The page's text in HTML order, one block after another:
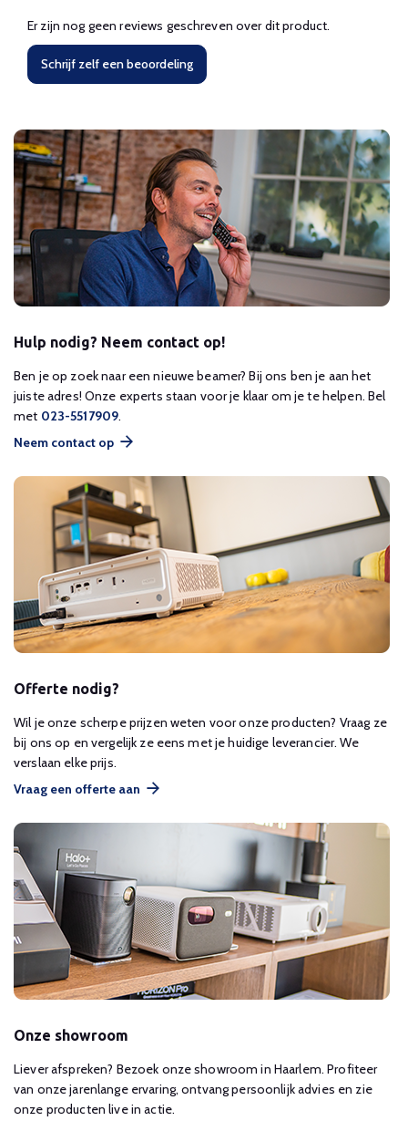
Er zijn nog geen reviews geschreven over dit product.
Schrijf zelf een beoordeling
Hulp nodig? Neem contact op!
Ben je op zoek naar een nieuwe beamer? Bij ons ben je aan het
juiste adres! Onze experts staan voor je klaar om je te helpen. Bel
met 023-5517909.
Neem contact op
Offerte nodig?
Wil je onze scherpe prijzen weten voor onze producten? Vraag ze
bij ons op en vergelijk ze eens met je huidige leverancier. We
verslaan elke prijs.
Vraag een offerte aan
Onze showroom
Liever afspreken? Bezoek onze showroom in Haarlem. Profiteer
van onze jarenlange ervaring, ontvang persoonlijk advies en zie
onze producten live in actie.